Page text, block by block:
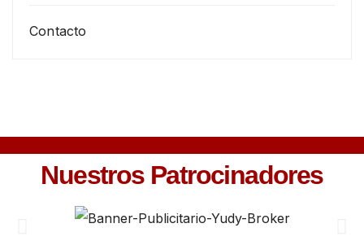
Contacto
Nuestros Patrocinadores